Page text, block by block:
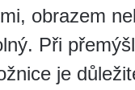
obrazem
Při
je